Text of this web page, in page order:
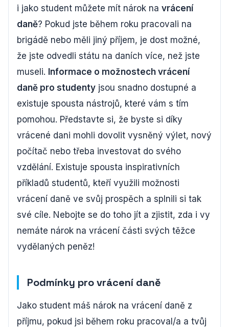
i jako student můžete mít nárok na vrácení
daně? Pokud jste během roku pracovali na
brigádě nebo měli jiný příjem, je dost možné,
že jste odvedli státu na daních více, než jste
museli. Informace o možnostech vrácení
daně pro studenty jsou snadno dostupné a
existuje spousta nástrojů, které vám s tím
pomohou. Představte si, že byste si díky
vrácené dani mohli dovolit vysněný výlet, nový
počítač nebo třeba investovat do svého
vzdělání. Existuje spousta inspirativních
příkladů studentů, kteří využili možnosti
vrácení daně ve svůj prospěch a splnili si tak
své cíle. Nebojte se do toho jít a zjistit, zda i vy
nemáte nárok na vrácení části svých těžce
vydělaných peněz!
Podmínky pro vrácení daně
Jako student máš nárok na vrácení daně z
příjmu, pokud jsi během roku pracoval/a a tvůj